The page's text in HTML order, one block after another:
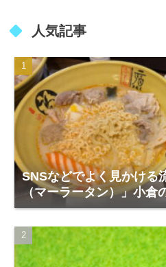
人気記事
SNSなどでよく見かける
（マーラータン）」小倉
階「福恩麻辣湯」